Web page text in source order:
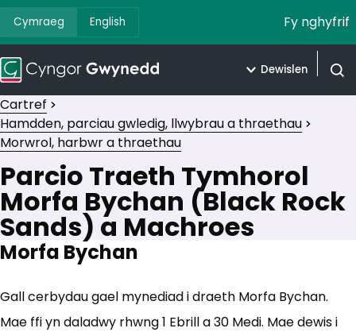
Cymraeg English Fy nghyfrif
Dewislen
Cartref
Hamdden, parciau gwledig, llwybrau a thraethau
Morwrol, harbwr a thraethau
Parcio Traeth Tymhorol
Morfa Bychan (Black Rock
Sands) a Machroes
Morfa Bychan
Gall cerbydau gael mynediad i draeth Morfa Bychan.
Mae ffi yn daladwy rhwng 1 Ebrill a 30 Medi. Mae dewis i